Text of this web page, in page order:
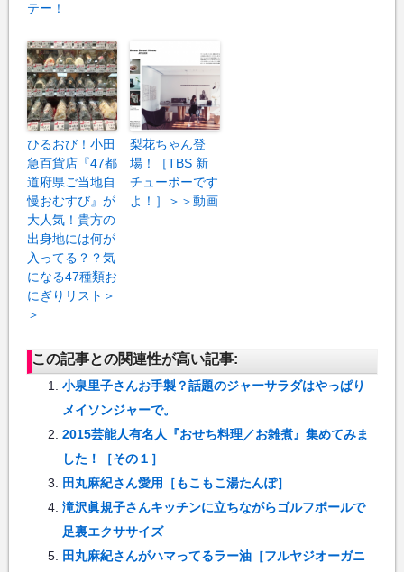
テー！
ひるおび！小田
急百貨店『47都
道府県ご当地自
慢おむすび』が
大人気！貴方の
出身地には何が
入ってる？？気
になる47種類お
にぎりリスト＞
＞
梨花ちゃん登
場！［TBS 新
チューボーです
よ！］＞＞動画
この記事との関連性が高い記事:
小泉里子さんお手製？話題のジャーサラダはやっぱり
メイソンジャーで。
2015芸能人有名人『おせち料理／お雑煮』集めてみま
した！［その１］
田丸麻紀さん愛用［もこもこ湯たんぽ］
滝沢眞規子さんキッチンに立ちながらゴルフボールで
足裏エクササイズ
田丸麻紀さんがハマってるラー油［フルヤジオーガニ